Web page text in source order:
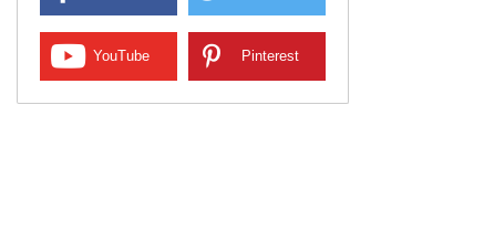
YouTube Pinterest